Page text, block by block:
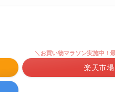
＼お買い物マラソン実施中！
楽天市場